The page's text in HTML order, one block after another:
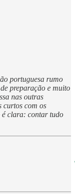
portuguesa rumo
preparação e muito
nas outras
curtos com os
é clara: contar tudo